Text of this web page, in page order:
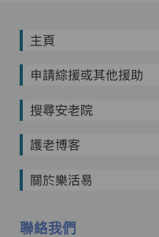
主頁
申請綜援或其他援助
搜尋安老院
護老博客
關於樂活易
聯絡我們